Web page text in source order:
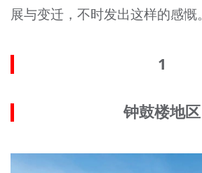
专题
展与变迁，不时发出这样的感慨。
1
钟鼓楼地区